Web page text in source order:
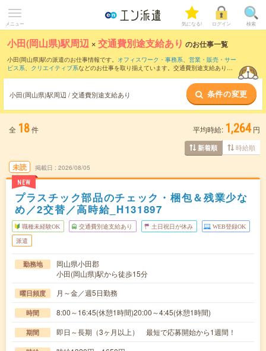
メニュー 気になる! ログイン 検索
小田(岡山県)駅周辺 ×交通費別途支給あり のお仕事一覧
小田(岡山県)駅の派遣のお仕事情報です。 オフィスワーク・事務系、 営業・販売・サー
ビス系、 クリエイティブ系などのお仕事を取り揃えています。交通費別途支給ありの
小田(岡山県)駅周辺 / 交通費別途支給あり 条件の変更
全 18件 平均時給: 1,264 円
新着順 時給順
未読
NEW
掲載日 2026/08/05
プラスチック部品のチェック・梱包＆残業少な
め／2交替／高時給_H131897
職種未経験OK 交通費別途支給あり 土日祝日が休み WEB登録OK
派遣
勤務地
岡山県小田郡
小田(岡山県)駅から徒歩15分
曜日頻度 月～金／週5日勤務
時間 8:00～16:45(休憩1時間)20:00～4:45(休憩1時間)
期間 即日～長期（3ヶ月以上） 最短で応募開始から1週間！